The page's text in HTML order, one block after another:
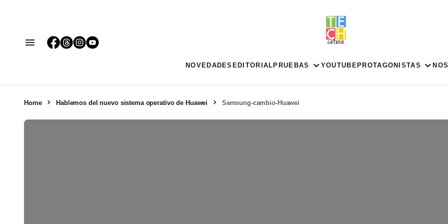
NOVEDADES EDITORIAL PRUEBAS YOUTUBE PROTAGONISTAS
Home Hablemos del nuevo sistema operativo de Huawei Samsung-cambio-Huawei